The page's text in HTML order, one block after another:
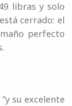
libras y solo
cerrado: el
perfecto
su excelente